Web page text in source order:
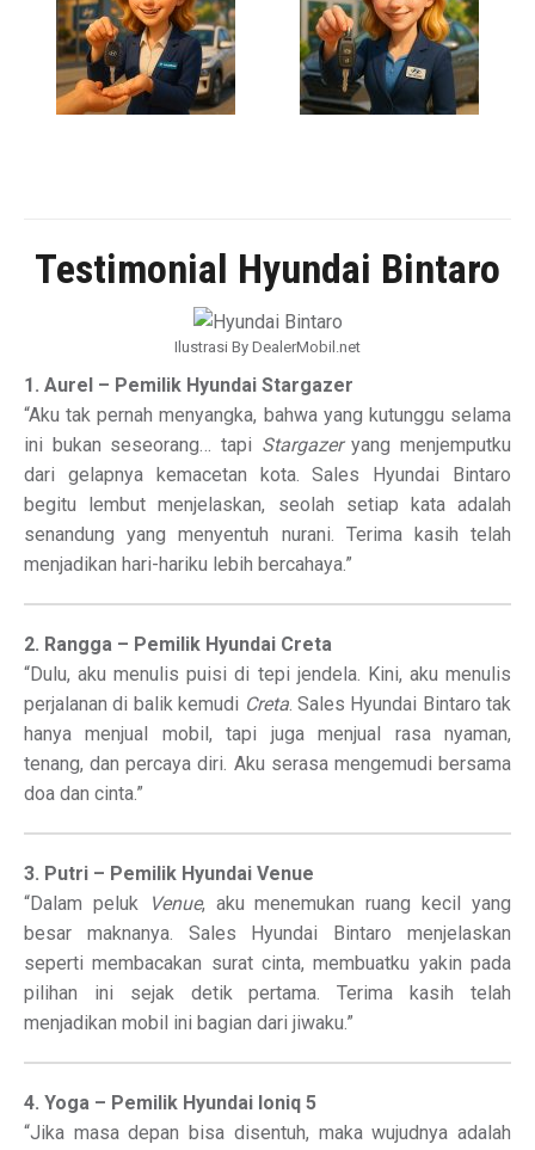
Testimonial Hyundai Bintaro
Ilustrasi By DealerMobil.net
1. Aurel – Pemilik Hyundai Stargazer
“Aku tak pernah menyangka, bahwa yang kutunggu selama
ini bukan seseorang… tapi Stargazeryang menjemputku
dari gelapnya kemacetan kota. Sales Hyundai Bintaro
begitu lembut menjelaskan, seolah setiap kata adalah
senandung yang menyentuh nurani. Terima kasih telah
menjadikan hari-hariku lebih bercahaya.”
2. Rangga – Pemilik Hyundai Creta
“Dulu, aku menulis puisi di tepi jendela. Kini, aku menulis
perjalanan di balik kemudi Creta. Sales Hyundai Bintaro tak
hanya menjual mobil, tapi juga menjual rasa nyaman,
tenang, dan percaya diri. Aku serasa mengemudi bersama
doa dan cinta.”
3. Putri – Pemilik Hyundai Venue
“Dalam peluk
Venue, aku menemukan ruang kecil yang
besar maknanya. Sales Hyundai Bintaro menjelaskan
seperti membacakan surat cinta, membuatku yakin pada
pilihan ini sejak detik pertama. Terima kasih telah
menjadikan mobil ini bagian dari jiwaku.”
4. Yoga – Pemilik Hyundai Ioniq 5
“Jika masa depan bisa disentuh, maka wujudnya adalah